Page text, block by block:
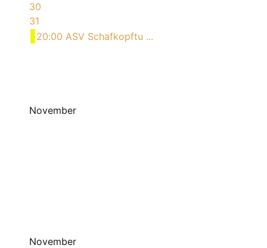
30
31
20:00 ASV Schafkopftu ...
November
November